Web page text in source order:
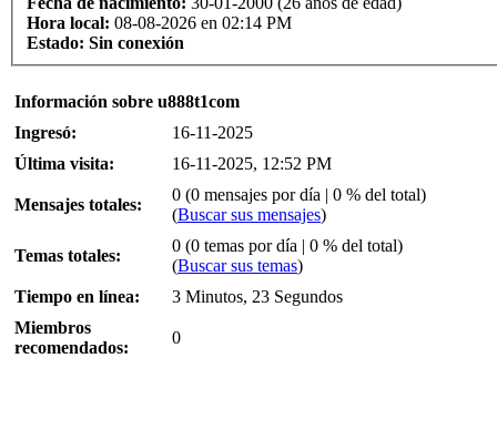
Hora local: 08-08-2026 en 02:14 PM
Estado: Sin conexión
Información sobre u888t1com
Ingresó:
16-11-2025
Última visita:
16-11-2025, 12:52 PM
Mensajes totales:
0 (0 mensajes por día | 0 % del total)
(Buscar sus mensajes)
Temas totales:
0 (0 temas por día | 0 % del total)
(Buscar sus temas)
Tiempo en línea:
3 Minutos, 23 Segundos
Miembros
recomendados:
0